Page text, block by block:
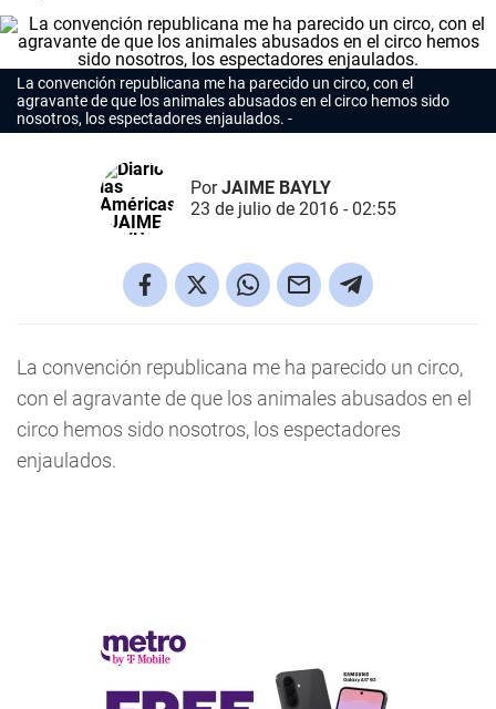
La convención republicana me ha parecido un circo, con el
agravante de que los animales abusados en el circo hemos sido
nosotros, los espectadores enjaulados.
PorJAIME BAYLY
23 de julio de 2016 - 02:55
La convención republicana me ha parecido un circo,
con el agravante de que los animales abusados en el
circo hemos sido nosotros, los espectadores
enjaulados.